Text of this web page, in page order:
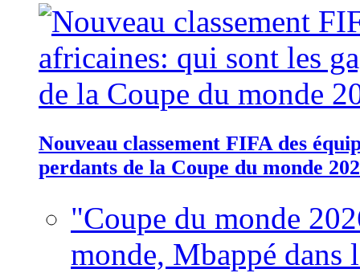
Nouveau classement FIFA des
perdants de la Coupe du monde
"Coupe du monde
monde, Mbappé dans